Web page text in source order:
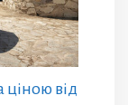
ціною від